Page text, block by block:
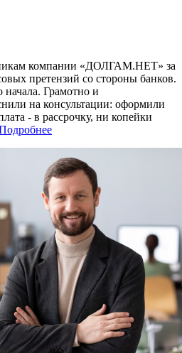
компании «ДОЛГАМ.НЕТ» за
претензий со стороны банков.
начала. Грамотно и
на консультации: оформили
- в рассрочку, ни копейки